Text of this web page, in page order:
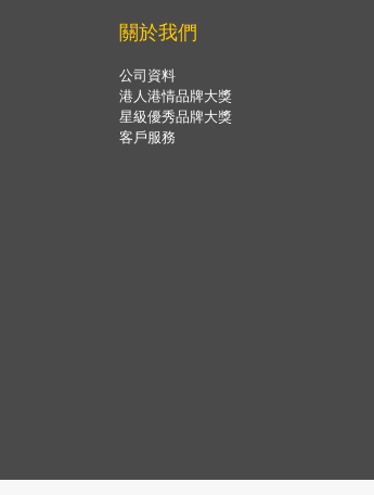
關於我們
公司資料
港人港情品牌大獎
星級優秀品牌大獎
客戶服務